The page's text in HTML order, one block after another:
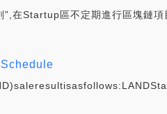
在Startup區不定期進行區塊鏈項